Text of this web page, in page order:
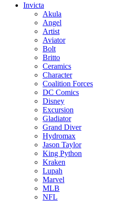
Invicta
Akula
Angel
Artist
Aviator
Bolt
Britto
Ceramics
Character
Coalition Forces
DC Comics
Disney
Excursion
Gladiator
Grand Diver
Hydromax
Jason Taylor
King Python
Kraken
Lupah
Marvel
MLB
NFL